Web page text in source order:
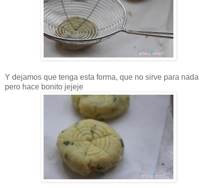
Y dejamos que tenga esta forma, que no sirve para nada
pero hace bonito jejeje